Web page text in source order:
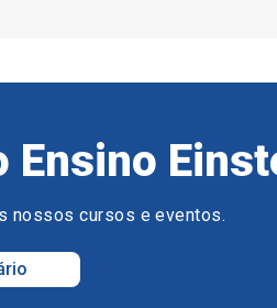
Ensino
nossos cursos e eventos.